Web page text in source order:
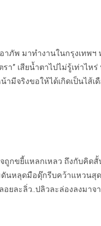
ภัพ มาทำงานในกรุงเทพฯ
า” เสียน้ำตาไปไม่รู้เท่าไห
มีจริงขอให้ได้เกิดเป็นไส้เ
ถูกขยี้แหลกเหลว ถึงกับคิดสั้
นหลุดมือดุ๊กรีบคว้าแหวนสุ
ยละลิ่ว..ปลิวละล่องลงมา